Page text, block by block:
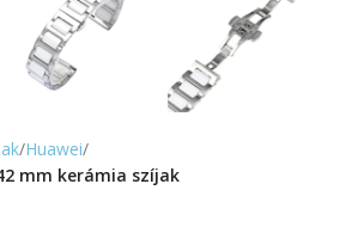
Huawei
mm kerámia szíjak